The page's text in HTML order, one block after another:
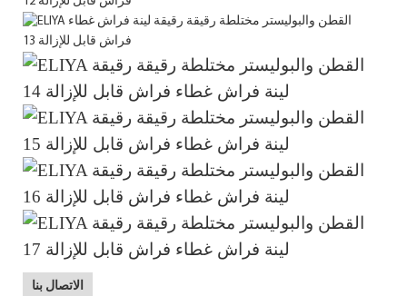
الاتصال بنا